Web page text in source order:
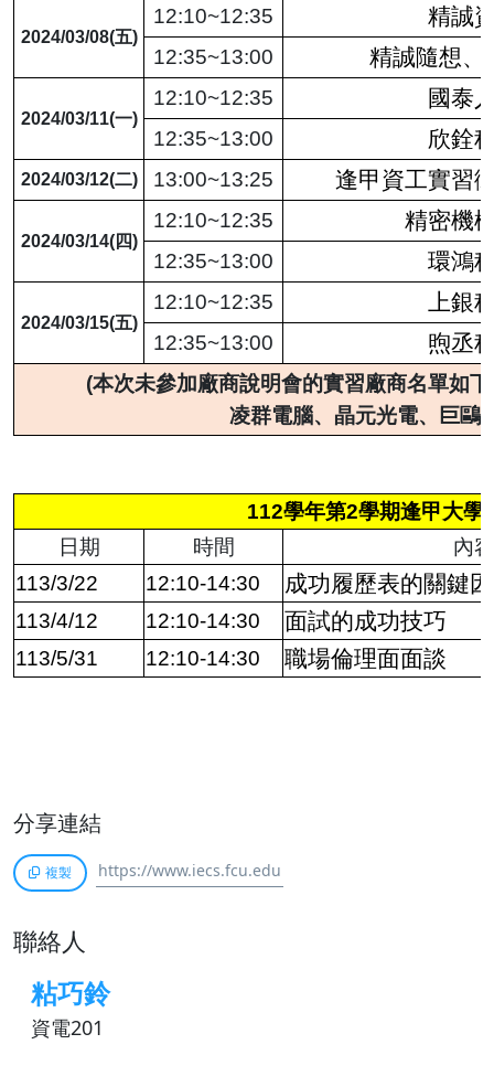
2024/03/08(五)
12:10~12:35 精誠
12:35~13:00 精誠隨想、
2024/03/11(一)
12:10~12:35 國泰
12:35~13:00 欣銓
2024/03/12(二) 13:00~13:25 逢甲資工實習
2024/03/14(四)
12:10~12:35 精密機
12:35~13:00 環鴻
2024/03/15(五)
12:10~12:35 上銀
12:35~13:00 煦丞
(本次未參加廠商說明會的實習廠商名單如
凌群電腦、晶元光電、巨鷗
112學年第2學期逢甲大學
日期
時間
內容
113/3/22
12:10-14:30 成功履歷表的關鍵
113/4/12 12:10-14:30 面試的成功技巧
113/5/31 12:10-14:30 職場倫理面面談
分享連結
複製
聯絡人
粘巧鈴
資電201